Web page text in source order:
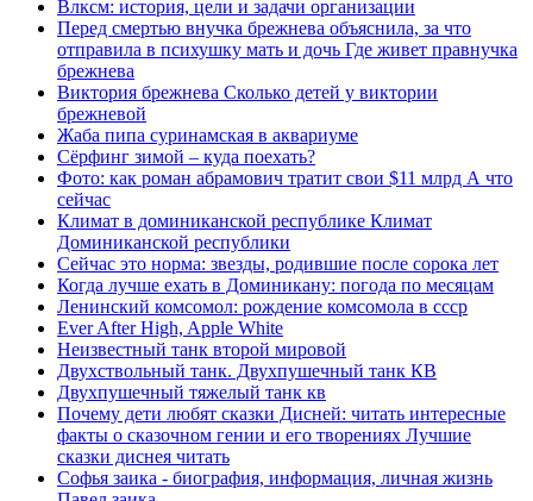
Влксм: история, цели и задачи организации
Перед смертью внучка брежнева объяснила, за что
отправила в психушку мать и дочь Где живет правнучка
брежнева
Виктория брежнева Сколько детей у виктории
брежневой
Жаба пипа суринамская в аквариуме
Сёрфинг зимой – куда поехать?
Фото: как роман абрамович тратит свои $11 млрд А что
сейчас
Климат в доминиканской республике Климат
Доминиканской республики
Сейчас это норма: звезды, родившие после сорока лет
Когда лучше ехать в Доминикану: погода по месяцам
Ленинский комсомол: рождение комсомола в ссср
Ever After High, Apple White
Неизвестный танк второй мировой
Двухствольный танк. Двухпушечный танк КВ
Двухпушечный тяжелый танк кв
Почему дети любят сказки Дисней: читать интересные
факты о сказочном гении и его творениях Лучшие
сказки диснея читать
Софья заика - биография, информация, личная жизнь